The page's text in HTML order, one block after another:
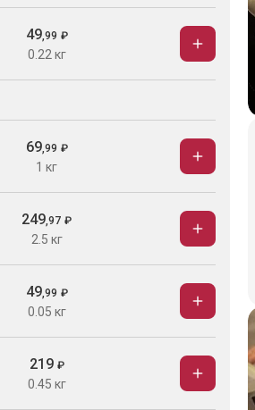
49,99 ₽
0.22 кг
69,99 ₽
1 кг
249,97 ₽
2.5 кг
49,99 ₽
0.05 кг
219 ₽
0.45 кг